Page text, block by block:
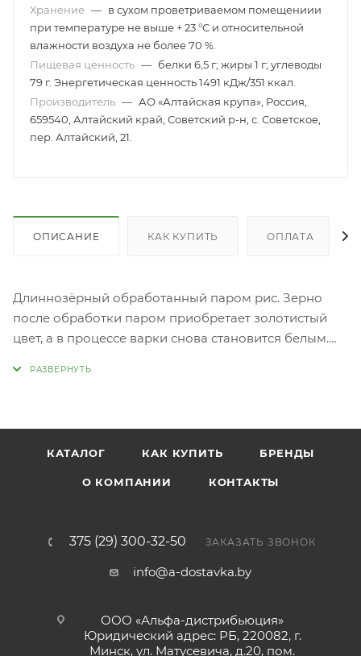
Хранение — в сухом проветриваемом помещениии
при температуре не выше + 23 °С и относительной
влажности воздуха не более 70 %.
Пищевая ценность — белки 6,5 г; жиры 1 г; углеводы
79 г. Энергетическая ценность 1491 кДж/351 ккал.
Производитель — АО «Алтайская крупа», Россия,
659540, Алтайский край, Советский р-н, с. Советское,
пер. Алтайский, 21.
ОПИСАНИЕ КАК КУПИТЬ ОПЛАТА
Длиннозёрный обработанный паром рис. Зерно
после обработки паром приобретает золотистый
цвет, а в процессе варки снова становится белым.
КАТАЛОГ КАК КУПИТЬ БРЕНДЫ
О КОМПАНИИ КОНТАКТЫ
375 (29) 300-32-50 ЗАКАЗАТЬ ЗВОНОК
info@a-dostavka.by
ООО «Альфа-дистрибьюция»
Юридический адрес: РБ, 220082, г.
Минск, ул. Матусевича, д.20, пом.